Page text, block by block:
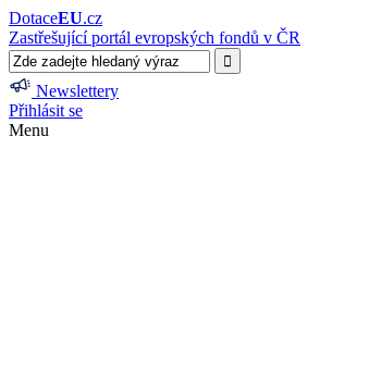
DotaceEU.cz
Zastřešující portál evropských fondů v ČR
Newslettery
Přihlásit se
Menu